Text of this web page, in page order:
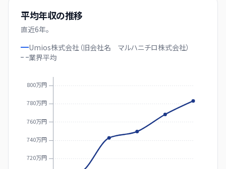
平均年収の推移
直近6年。
Umios株式会社（旧会社名 マルハニチロ株式会社）
業界平均
720万円
740万円
760万円
780万円
800万円